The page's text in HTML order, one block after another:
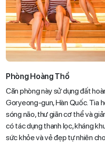
Phòng Hoàng Thổ
Căn phòng này sử dụng đất
Goryeong-gun, Hàn Quốc. Tia
sóng não, thư giãn cơ thể và
có tác dụng thanh lọc, kháng
sức khỏe và vẻ đẹp tự nhiên